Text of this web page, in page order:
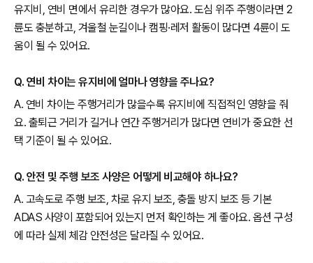
유지비, 연비 면에서 유리한 경우가 많아요. 도심 위주 주행이라면 2
륜도 충분하고, 겨울철 눈길이나 캠핑·레저 활동이 많다면 4륜이 도
움이 될 수 있어요.
Q. 연비 차이는 유지비에 얼마나 영향을 주나요?
A. 연비 차이는 주행거리가 많을수록 유지비에 직접적인 영향을 줘
요. 출퇴근 거리가 길거나 연간 주행거리가 많다면 연비가 중요한 선
택 기준이 될 수 있어요.
Q. 안전 및 주행 보조 사양은 어떻게 비교해야 하나요?
A. 고속도로 주행 보조, 차로 유지 보조, 충돌 방지 보조 등 기본
ADAS 사양이 포함되어 있는지 먼저 확인하는 게 좋아요. 옵션 구성
에 따라 실제 체감 안전성은 달라질 수 있어요.